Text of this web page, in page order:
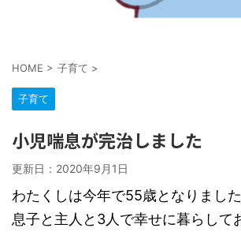
HOME > 子育て >
子育て
小児喘息が完治しました
更新日： 2020年9月1日
わたくしは今年で55歳となりまし
息子と主人と3人で幸せに暮らして